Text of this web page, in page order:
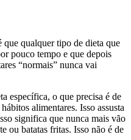
que qualquer tipo de dieta que
pouco tempo e que depois
“normais” nunca vai
específica, o que precisa é de
alimentares. Isso assusta
significa que nunca mais vão
ou batatas fritas. Isso não é de